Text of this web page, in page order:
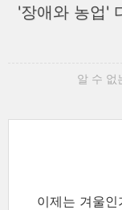
'장애와 농업'
알 수 없
이제는 겨울